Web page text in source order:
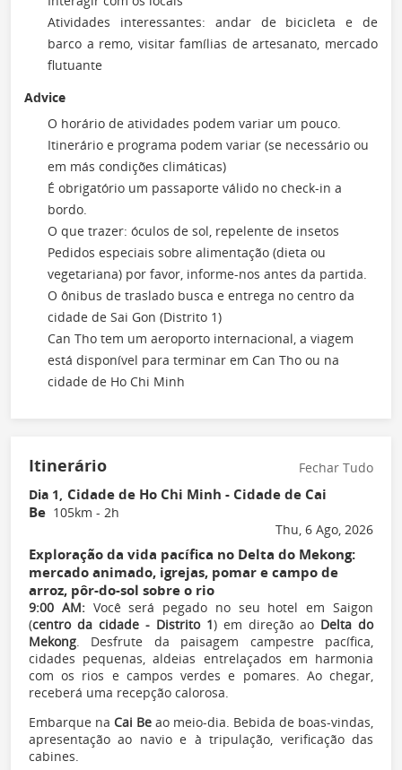
Atividades interessantes: andar de bicicleta e de
barco a remo, visitar famílias de artesanato, mercado
flutuante
Advice
O horário de atividades podem variar um pouco.
Itinerário e programa podem variar (se necessário ou
em más condições climáticas)
É obrigatório um passaporte válido no check-in a
bordo.
O que trazer: óculos de sol, repelente de insetos
Pedidos especiais sobre alimentação (dieta ou
vegetariana) por favor, informe-nos antes da partida.
O ônibus de traslado busca e entrega no centro da
cidade de Sai Gon (Distrito 1)
Can Tho tem um aeroporto internacional, a viagem
está disponível para terminar em Can Tho ou na
cidade de Ho Chi Minh
Itinerário
Fechar Tudo
Dia 1, Cidade de Ho Chi Minh - Cidade de Cai
Be 105km - 2h
Thu, 6 Ago, 2026
Exploração da vida pacífica no Delta do Mekong:
mercado animado, igrejas, pomar e campo de
arroz, pôr-do-sol sobre o rio
9:00 AM:Você será pegado no seu hotel em Saigon
(centro da cidade - Distrito 1) em direção ao Delta do
Mekong. Desfrute da paisagem campestre pacífica,
cidades pequenas, aldeias entrelaçados em harmonia
com os rios e campos verdes e pomares. Ao chegar,
receberá uma recepção calorosa.
Embarque na Cai Be ao meio-dia. Bebida de boas-vindas,
apresentação ao navio e à tripulação, verificação das
cabines.